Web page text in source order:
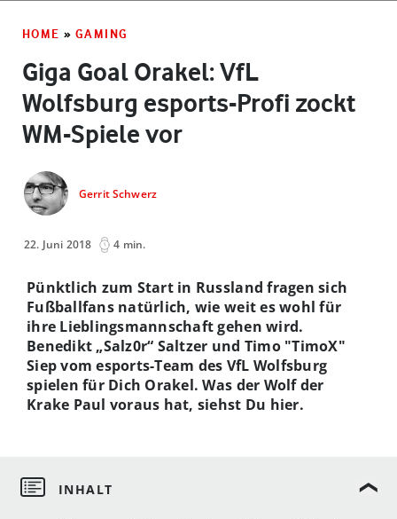
HOME » GAMING
Giga Goal Orakel: VfL
Wolfsburg esports-Profi zockt
WM-Spiele vor
Gerrit Schwerz
22. Juni 2018 4 min.
Pünktlich zum Start in Russland fragen sich
Fußballfans natürlich, wie weit es wohl für
ihre Lieblingsmannschaft gehen wird.
Benedikt „Salz0r“ Saltzer und Timo "TimoX"
Siep vom esports-Team des VfL Wolfsburg
spielen für Dich Orakel. Was der Wolf der
Krake Paul voraus hat, siehst Du hier.